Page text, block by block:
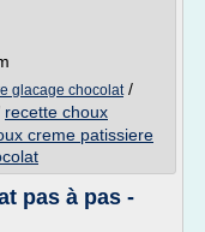
glacage chocolat/
recette choux
creme patissiere
pas à pas -